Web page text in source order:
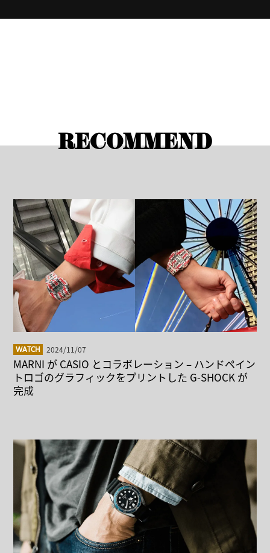
RECOMMEND
WATCH 2024/11/07
MARNI が CASIO とコラボレーション – ハンドペイン
トロゴのグラフィックをプリントした G-SHOCK が
完成